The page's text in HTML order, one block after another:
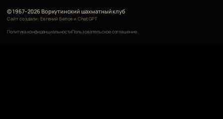
© 1967–2026 Воркутинский шахматный клуб
Сайт создали: Евгений Белов и ChatGPT
Политика конфиденциальностиПользовательское соглашение